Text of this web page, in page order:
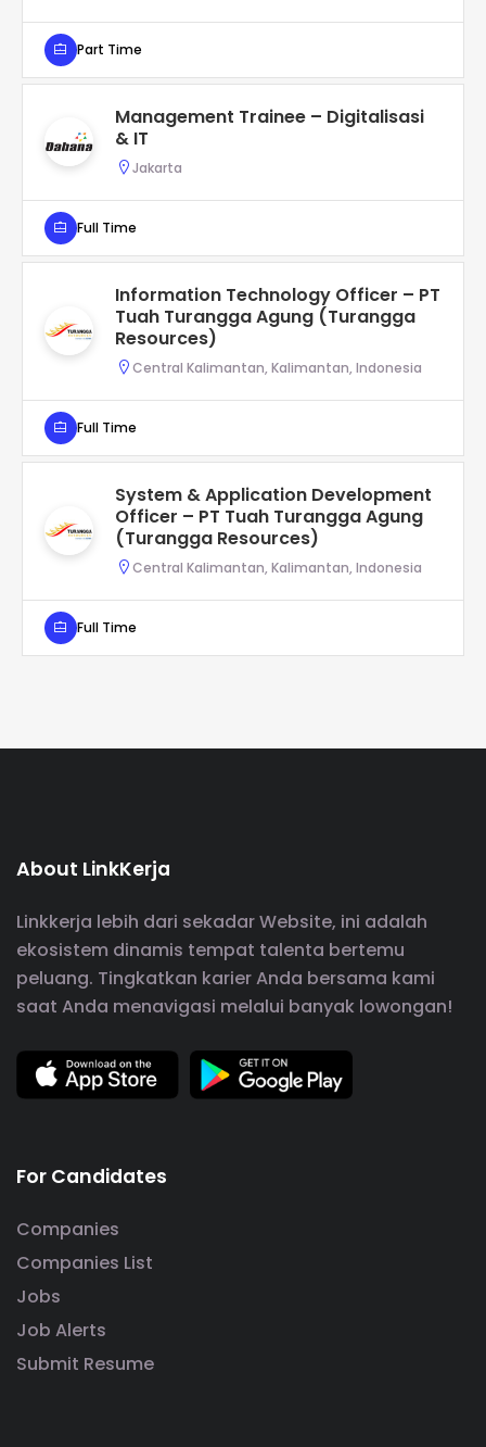
Part Time
Management Trainee – Digitalisasi
& IT
Jakarta
Full Time
Information Technology Officer – PT
Tuah Turangga Agung (Turangga
Resources)
Central Kalimantan, Kalimantan, Indonesia
Full Time
System & Application Development
Officer – PT Tuah Turangga Agung
(Turangga Resources)
Central Kalimantan, Kalimantan, Indonesia
Full Time
About LinkKerja
Linkkerja lebih dari sekadar Website, ini adalah
ekosistem dinamis tempat talenta bertemu
peluang. Tingkatkan karier Anda bersama kami
saat Anda menavigasi melalui banyak lowongan!
For Candidates
Companies
Companies List
Jobs
Job Alerts
Submit Resume